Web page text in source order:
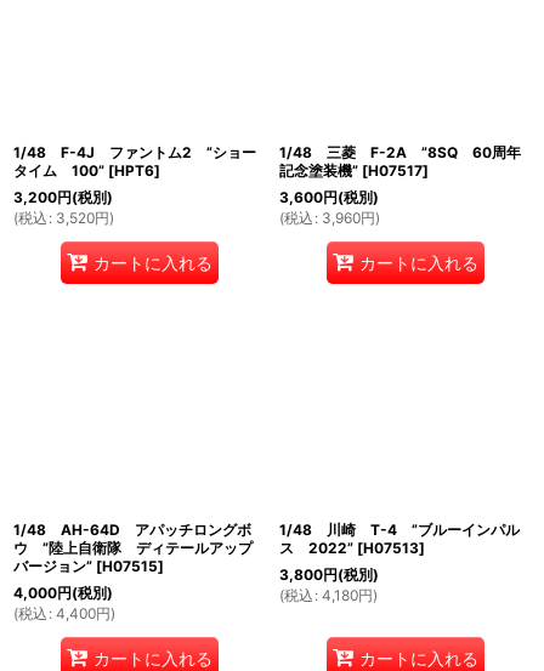
1/48 F-4J ファントム2 ”ショー
タイム 100” [HPT6]
3,200円(税別)
(税込 : 3,520円)
カートに入れる
1/48 三菱 F-2A ”8SQ 60周年
記念塗装機” [H07517]
3,600円(税別)
(税込 : 3,960円)
カートに入れる
1/48 AH-64D アパッチロングボ
ウ ”陸上自衛隊 ディテールアップ
バージョン” [H07515]
4,000円(税別)
(税込 : 4,400円)
カートに入れる
1/48 川崎 T-4 ”ブルーインパル
ス 2022” [H07513]
3,800円(税別)
(税込 : 4,180円)
カートに入れる